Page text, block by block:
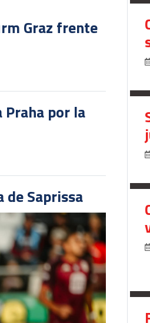
Graz frente
por la
Saprissa